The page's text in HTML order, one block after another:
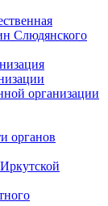
Слюдянского
организации
органов